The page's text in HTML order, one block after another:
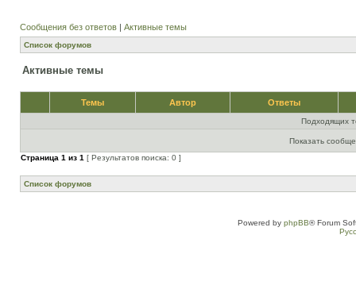
Сообщения без ответов | Активные темы
Список форумов
Активные темы
Темы Автор Ответы
Подходящих
Показать
Страница 1 из 1 [ Результатов поиска: 0 ]
Список форумов
Powered by phpBB® Forum